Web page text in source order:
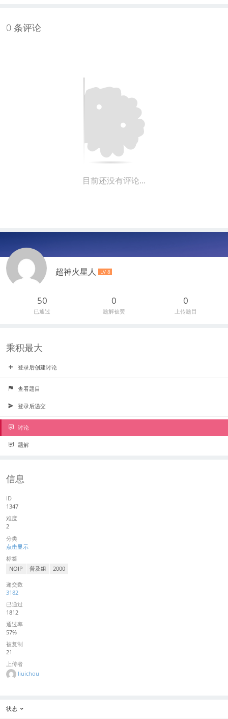
0 条评论
目前还没有评论...
超神火星人 LV 8
50
已通过
0
题解被赞
0
上传题目
乘积最大
登录后创建讨论
查看题目
登录后递交
讨论
题解
信息
ID
1347
难度
2
分类
点击显示
标签
NOIP 普及组 2000
递交数
3182
已通过
1812
通过率
57%
被复制
21
上传者
liuichou
状态